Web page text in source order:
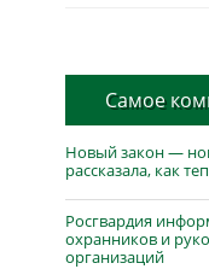
Самое
Новый закон —
рассказала, как
Росгвардия
охранников и
организаций